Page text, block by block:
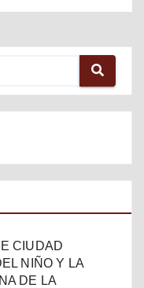
CIUDAD
NIÑO Y LA
DE LA